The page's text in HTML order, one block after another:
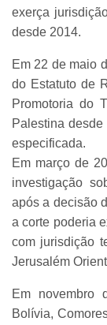
exerça
desde 2014.
Em 22 de maio
do Estatuto de
Promotoria do
Palestina
especificada.
Em março de
investigação
após a decisão
a corte poderia
com jurisdição
Jerusalém
Em novembro
Bolívia,